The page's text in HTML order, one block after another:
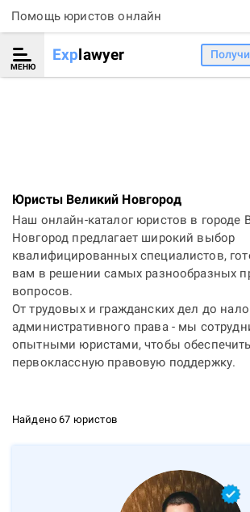
Помощь юристов онлайн
МЕНЮ
Explawyer
Юристы Великий Новгород
Наш онлайн-каталог юристов в городе
Новгород предлагает широкий выбор
квалифицированных специалистов,
вам в решении самых разнообразных
вопросов.
От трудовых и гражданских дел до
административного права - мы
опытными юристами, чтобы
первоклассную правовую поддержку.
Найдено 67 юристов